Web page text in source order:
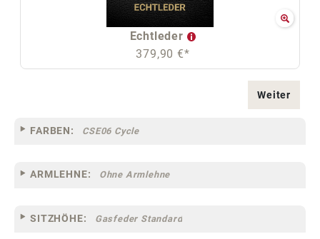
Echtleder
379,90 €*
Weiter
FARBEN: CSE06 Cycle
ARMLEHNE: Ohne Armlehne
SITZHÖHE: Gasfeder Standard